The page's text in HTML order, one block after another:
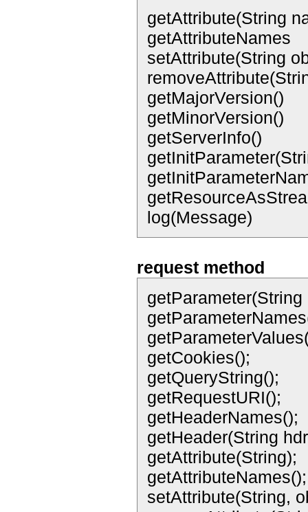
getAttribute(String
getAttributeNames
setAttribute(String
getMajorVersion()
getMinorVersion()
getServerInfo()
log(Message)
request method
getParameter(String
getCookies();
getQueryString();
getRequestURI();
getHeaderNames();
getHeader(String
getAttribute(String);
getAttributeNames();
setAttribute(String,